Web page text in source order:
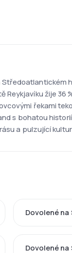
žije 36
řekami
s bohatou
a pulzující
Dovolené na
Dovolené na